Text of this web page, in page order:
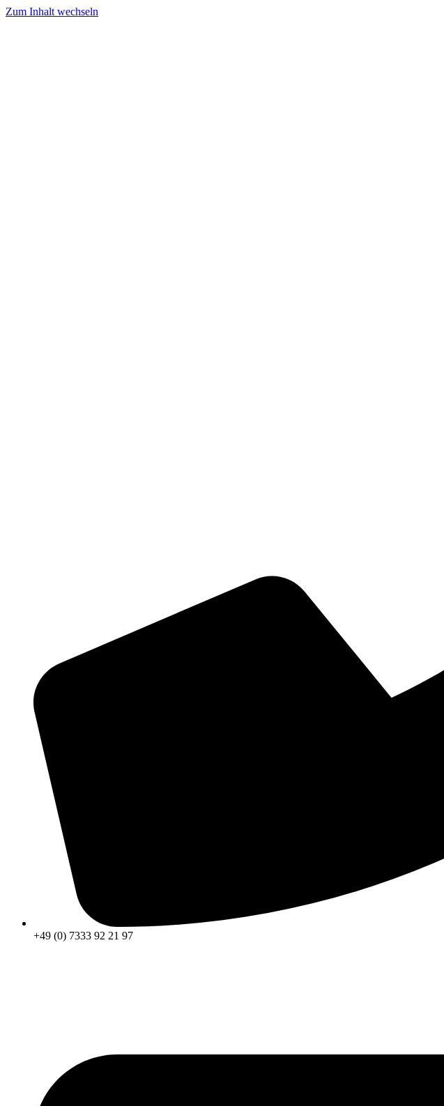
Zum Inhalt wechseln
+49 (0) 7333 92 21 97